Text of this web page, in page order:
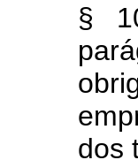
§
dos